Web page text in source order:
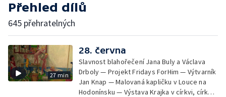
Přehled dílů
645 přehratelných
27 min
28. června
Slavnost blahořečení Jana Buly a Václava
Drboly — Projekt Fridays ForHim — Výtvarník
Jan Knap — Malovaná kapličku v Louce na
Hodonínsku — Výstava Krajka v církvi, církev